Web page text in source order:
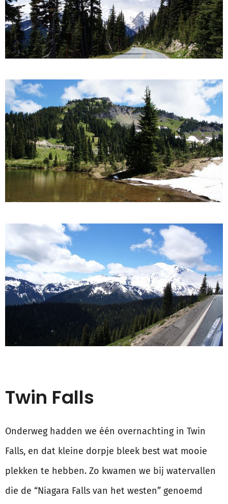
Twin Falls
Onderweg hadden we één overnachting in Twin
Falls, en dat kleine dorpje bleek best wat mooie
plekken te hebben. Zo kwamen we bij watervallen
die de “Niagara Falls van het westen” genoemd